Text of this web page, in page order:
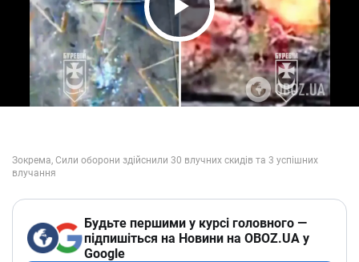
Play Video
Будьте першими у курсі головного —
підпишіться на Новини на OBOZ.UA у
Google